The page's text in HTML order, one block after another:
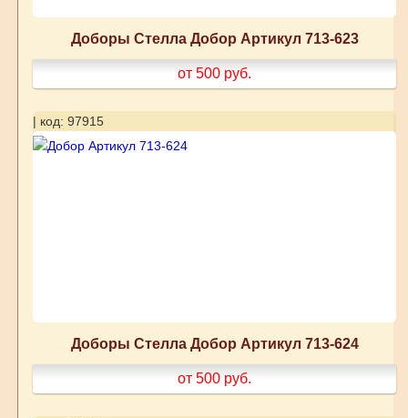
Доборы Стелла Добор Артикул 713-623
от 500 руб.
| код: 97915
Доборы Стелла Добор Артикул 713-624
от 500 руб.